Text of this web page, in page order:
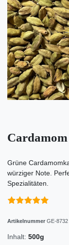
Grüne
würziger Note.
Spezialitäten.
Artikelnummer GE-8732
Inhalt: 500g